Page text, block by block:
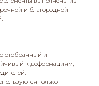
и благородной
отобранный и
к деформациям,
только